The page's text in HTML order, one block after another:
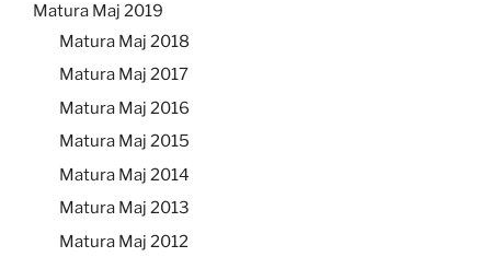
Matura Maj 2019
Matura Maj 2018
Matura Maj 2017
Matura Maj 2016
Matura Maj 2015
Matura Maj 2014
Matura Maj 2013
Matura Maj 2012